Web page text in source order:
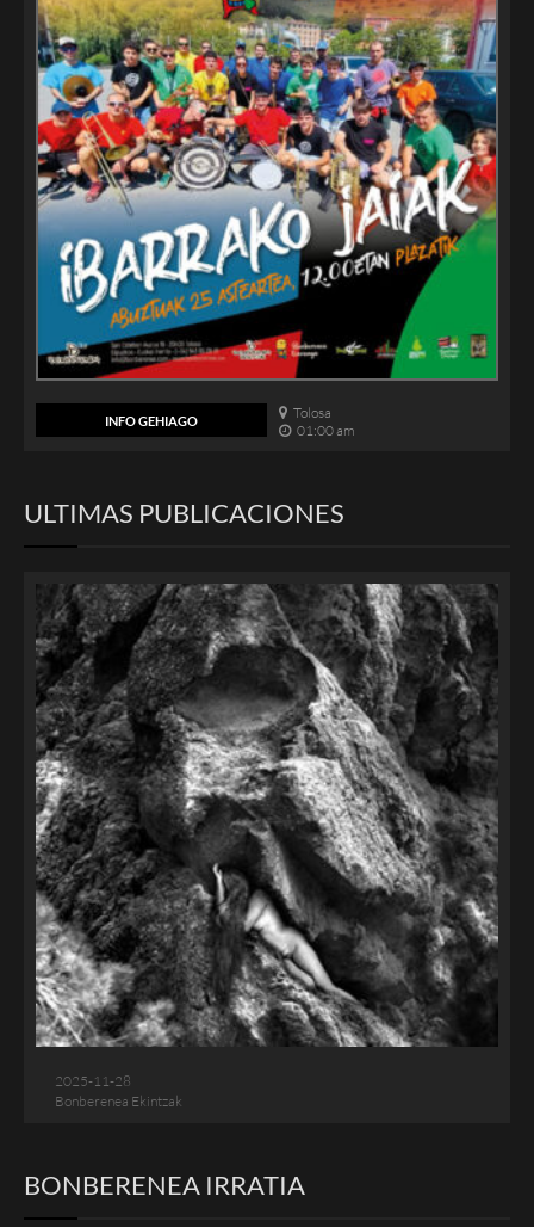
INFO GEHIAGO
Tolosa
01:00 am
ULTIMAS PUBLICACIONES
2025-11-28
Bonberenea Ekintzak
BONBERENEA IRRATIA